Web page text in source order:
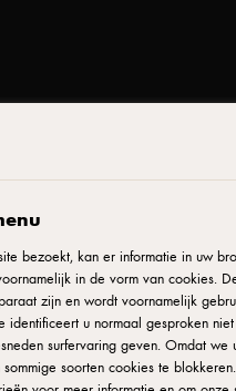
Print
bezoekt, kan er informatie in uw
in de vorm van cookies.
zijn en wordt voornamelijk
identificeert u normaal gesproken
surfervaring geven. Omdat
soorten cookies te